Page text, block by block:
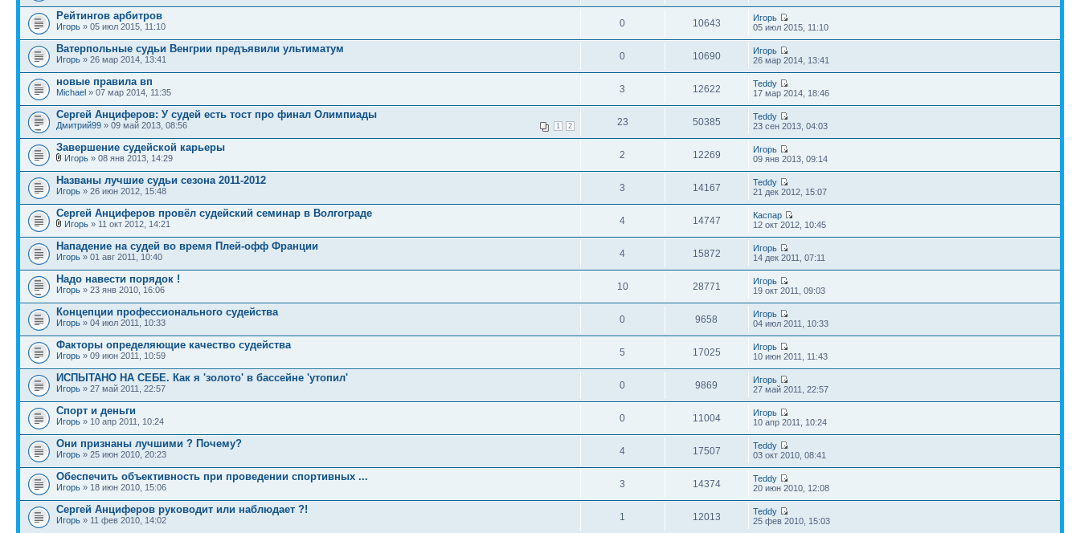
Рейтингов арбитров
Игорь » 05 июл 2015, 11:10 0 10643
Игорь
05 июл 2015, 11:10
Ватерпольные судьи Венгрии предъявили ультиматум
Игорь » 26 мар 2014, 13:41 0 10690
Игорь
26 мар 2014, 13:41
новые правила вп
Michael » 07 мар 2014, 11:35 3 12622
Teddy
17 мар 2014, 18:46
Сергей Анциферов: У судей есть тост про финал Олимпиады
1 2
Дмитрий99 » 09 май 2013, 08:56 23 50385
Teddy
23 сен 2013, 04:03
Завершение судейской карьеры
Игорь » 08 янв 2013, 14:29 2 12269
Игорь
09 янв 2013, 09:14
Названы лучшие судьи сезона 2011-2012
Игорь » 26 июн 2012, 15:48 3 14167
Teddy
21 дек 2012, 15:07
Сергей Анциферов провёл судейский семинар в Волгограде
Игорь » 11 окт 2012, 14:21 4 14747
Каспар
12 окт 2012, 10:45
Нападение на судей во время Плей-офф Франции
Игорь » 01 авг 2011, 10:40 4 15872
Игорь
14 дек 2011, 07:11
Надо навести порядок !
Игорь » 23 янв 2010, 16:06 10 28771
Игорь
19 окт 2011, 09:03
Концепции профессионального судейства
Игорь » 04 июл 2011, 10:33 0 9658
Игорь
04 июл 2011, 10:33
Факторы определяющие качество судейства
Игорь » 09 июн 2011, 10:59 5 17025
Игорь
10 июн 2011, 11:43
ИСПЫТАНО НА СЕБЕ. Как я 'золото' в бассейне 'утопил'
Игорь » 27 май 2011, 22:57 0 9869
Игорь
27 май 2011, 22:57
Спорт и деньги
Игорь » 10 апр 2011, 10:24 0 11004
Игорь
10 апр 2011, 10:24
Они признаны лучшими ? Почему?
Игорь » 25 июн 2010, 20:23 4 17507
Teddy
03 окт 2010, 08:41
Обеспечить объективность при проведении спортивных ...
Игорь » 18 июн 2010, 15:06 3 14374
Teddy
20 июн 2010, 12:08
Сергей Анциферов руководит или наблюдает ?!
Игорь » 11 фев 2010, 14:02 1 12013
Teddy
25 фев 2010, 15:03